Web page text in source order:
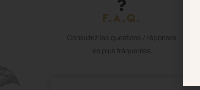
F.A.Q.
Consultez les questions / réponses
les plus fréquentes.